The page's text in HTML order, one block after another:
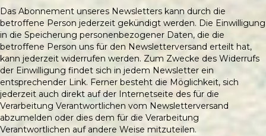
Das Abonnement unseres Newsletters kann durch die
betroffene Person jederzeit gekündigt werden. Die Einwilligung
in die Speicherung personenbezogener Daten, die die
betroffene Person uns für den Newsletterversand erteilt hat,
kann jederzeit widerrufen werden. Zum Zwecke des Widerrufs
der Einwilligung findet sich in jedem Newsletter ein
entsprechender Link. Ferner besteht die Möglichkeit, sich
jederzeit auch direkt auf der Internetseite des für die
Verarbeitung Verantwortlichen vom Newsletterversand
abzumelden oder dies dem für die Verarbeitung
Verantwortlichen auf andere Weise mitzuteilen.